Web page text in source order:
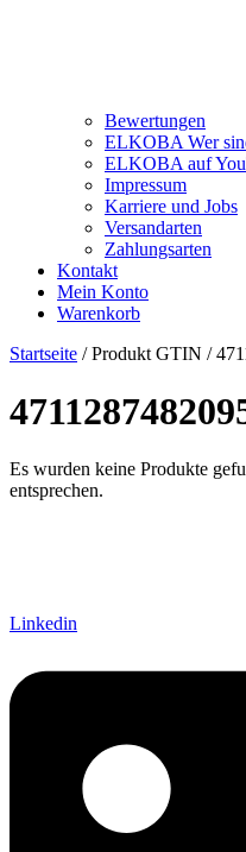
Bewertungen
ELKOBA Wer
ELKOBA auf
Impressum
Karriere und Jobs
Versandarten
Zahlungsarten
Kontakt
Mein Konto
Warenkorb
Startseite / Produkt GTIN /
Es wurden keine Produkte
entsprechen.
Linkedin